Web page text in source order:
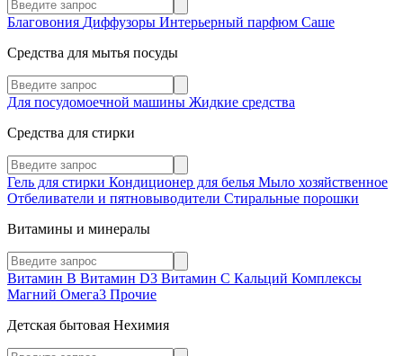
Благовония Диффузоры Интерьерный парфюм Саше
Средства для мытья посуды
Для посудомоечной машины Жидкие средства
Средства для стирки
Гель для стирки Кондиционер для белья Мыло хозяйственное
Отбеливатели и пятновыводители Стиральные порошки
Витамины и минералы
Витамин В Витамин D3 Витамин С Кальций Комплексы
Магний Омега3 Прочие
Детская бытовая Нехимия